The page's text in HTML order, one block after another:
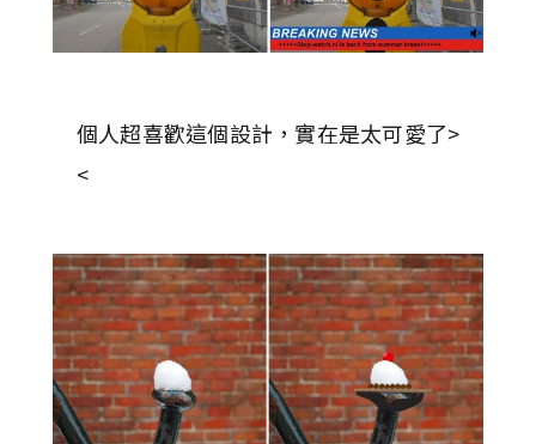
個人超喜歡這個設計，實在是太可愛了>
<